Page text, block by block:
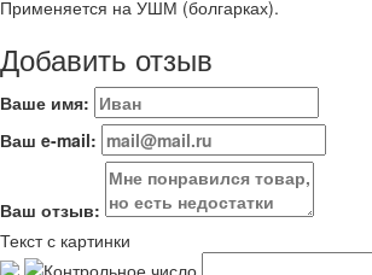
Применяется на УШМ (болгарках).
Добавить отзыв
Ваше имя:
Ваш e-mail:
Ваш отзыв:
Текст с картинки